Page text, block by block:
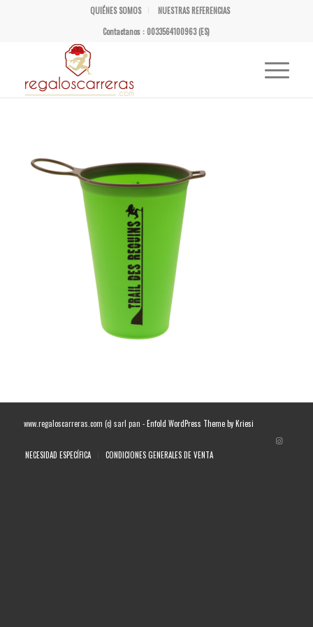
QUIÉNES SOMOS
NUESTRAS REFERENCIAS
Contactanos : 0033564100963 (ES)
www.regaloscarreras.com (c) sarl pan -Enfold WordPress Theme by Kriesi
NECESIDAD ESPECÍFICA CONDICIONES GENERALES DE VENTA